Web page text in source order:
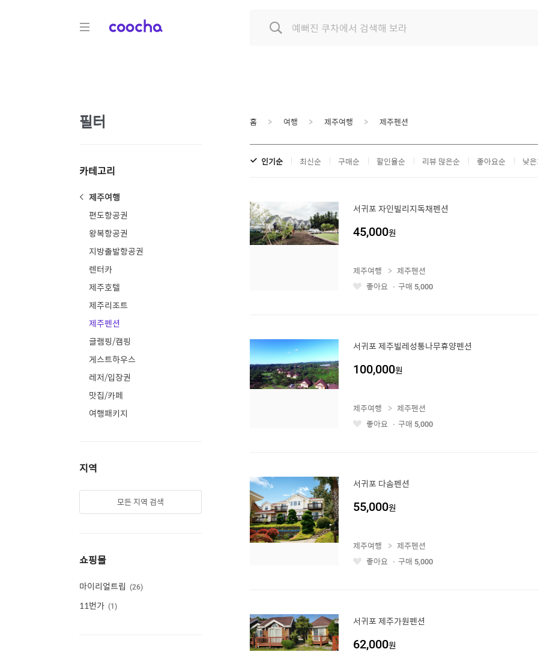
COOCHA
필터
카테고리
제주여행
편도항공권
왕복항공권
지방출발항공권
렌터카
제주호텔
제주리조트
제주펜션
글램핑/캠핑
게스트하우스
레저/입장권
맛집/카페
여행패키지
지역
모든 지역 검색
쇼핑몰
마이리얼트립 26
11번가 1
홈 여행 제주여행 제주펜션
인기순 최신순 구매순 할인율순 리뷰 많은순 좋아요순 낮
서귀포 자인빌리지독채펜션
45,000원
좋
제주여행
제주펜션
좋아요
구매 5,000
서귀포 제주빌레성통나무휴양펜션
100,000원
좋
제주여행
제주펜션
좋아요
구매 5,000
서귀포 다솜펜션
55,000원
좋
제주여행
제주펜션
좋아요
구매 5,000
서귀포 제주가원펜션
62,000원